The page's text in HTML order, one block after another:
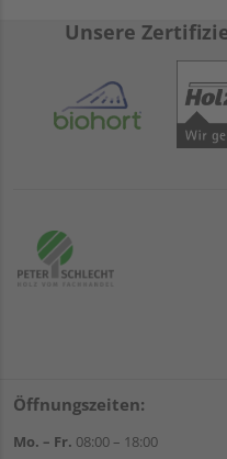
Unsere
Öffnungszeiten:
Mo. – Fr. 08:00 – 18:00